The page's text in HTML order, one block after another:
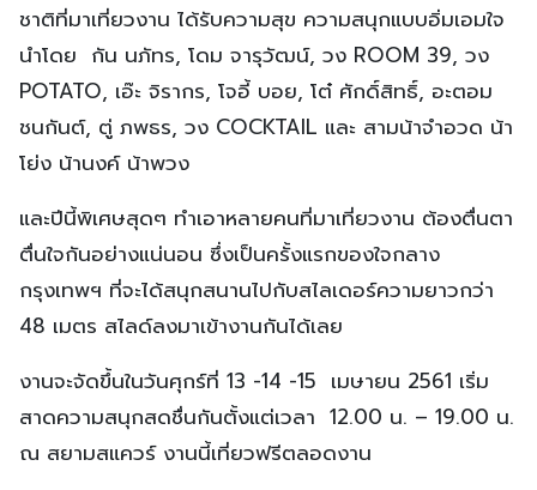
ชาติที่มาเที่ยวงาน ได้รับความสุข ความสนุกแบบอิ่มเอมใจ
นำโดย กัน นภัทร, โดม จารุวัฒน์, วง ROOM 39, วง
POTATO, เอ๊ะ จิรากร, โจอี้ บอย, โต๋ ศักดิ์สิทธิ์, อะตอม
ชนกันต์, ตู่ ภพธร, วง COCKTAIL และ สามน้าจำอวด น้า
โย่ง น้านงค์ น้าพวง
และปีนี้พิเศษสุดๆ ทำเอาหลายคนที่มาเที่ยวงาน ต้องตื่นตา
ตื่นใจกันอย่างแน่นอน ซึ่งเป็นครั้งแรกของใจกลาง
กรุงเทพฯ ที่จะได้สนุกสนานไปกับสไลเดอร์ความยาวกว่า
48 เมตร สไลด์ลงมาเข้างานกันได้เลย
งานจะจัดขึ้นในวันศุกร์ที่ 13 -14 -15 เมษายน 2561 เริ่ม
สาดความสนุกสดชื่นกันตั้งแต่เวลา 12.00 น. – 19.00 น.
ณ สยามสแควร์ งานนี้เที่ยวฟรีตลอดงาน